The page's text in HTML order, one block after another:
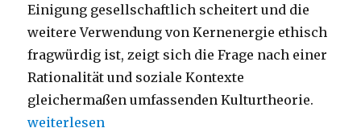
Einigung gesellschaftlich scheitert und die
weitere Verwendung von Kernenergie ethisch
fragwürdig ist, zeigt sich die Frage nach einer
Rationalität und soziale Kontexte
gleichermaßen umfassenden Kulturtheorie.
„Beobachten, nicht berechnen. Rezension von
weiterlesen